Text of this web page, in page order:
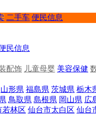
二手车 便民信息
民信息
配饰 儿童母婴 美容保健
山形県 福島県 茨城県 栃木
鳥取県 島根県 岡山県 広
若林区 仙台市太白区 仙台